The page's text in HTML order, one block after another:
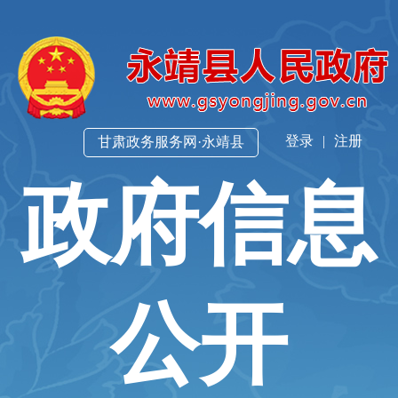
登录 | 注册
甘肃政务服务网·永靖县
政府信息
公开